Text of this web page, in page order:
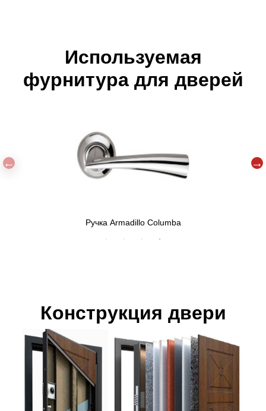
Используемая
фурнитура для дверей
Ручка Armadillo Columba
Конструкция двери